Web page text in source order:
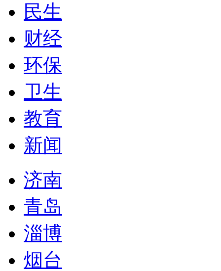
民生
财经
环保
卫生
教育
新闻
济南
青岛
淄博
烟台